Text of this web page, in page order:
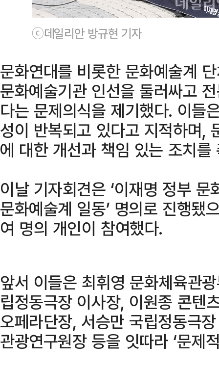
ⓒ데일리안 방규현 기자
문화연대를 비롯한 문화예술계
문화예술기관 인선을 둘러싸고
다는 문제의식을 제기했다. 이들
성이 반복되고 있다고 지적하며,
에 대한 개선과 책임 있는 조치를
이날 기자회견은 ‘이재명 정부
문화예술계 일동’ 명의로 진행
여 명의 개인이 참여했다.
앞서 이들은 최휘영 문화체육관
립정동극장 이사장, 이원종 콘텐
오페라단장, 서승만 국립정동극
관광연구원장 등을 잇따라 ‘문제